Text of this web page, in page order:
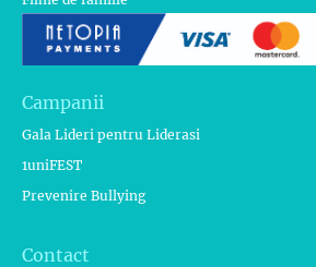
Campanii
Gala Lideri pentru Liderasi
1uniFEST
Prevenire Bullying
Contact